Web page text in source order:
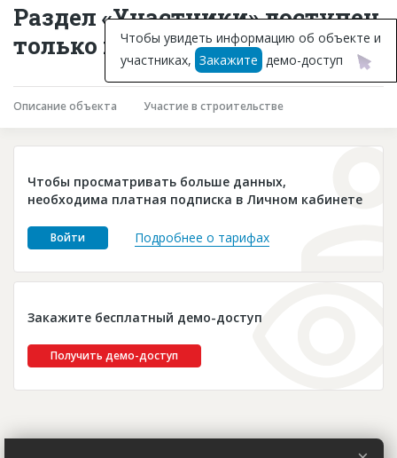
Горячие объекты
База строящихся объектов
Инвестпроекты
Глоссарий
Платные услуги
Пресс-релизы
Раздел «Участники» доступен
только подписчикам
Описание объекта Участие в строительстве
Чтобы просматривать больше данных,
необходима платная подписка в Личном кабинете
Войти Подробнее о тарифах
Закажите бесплатный демо-доступ
Получить демо-доступ
Чтобы увидеть информацию об объекте и
участниках, Закажите демо-доступ